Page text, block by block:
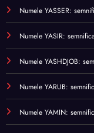
Numele YASSER:
Numele YASIR:
Numele YASHDJOB:
Numele YARUB:
Numele YAMIN: